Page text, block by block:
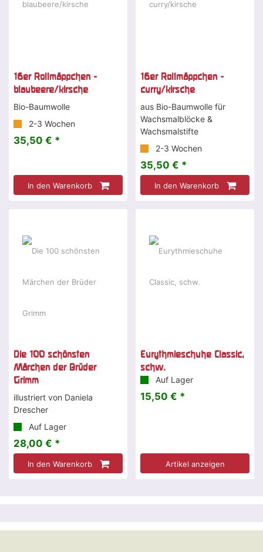
16er Rollmäppchen -
blaubeere/kirsche
Bio-Baumwolle
2-3 Wochen
35,50 € *
In den Warenkorb
16er Rollmäppchen -
curry/kirsche
aus Bio-Baumwolle für
Wachsmalblöcke &
Wachsmalstifte
2-3 Wochen
35,50 € *
In den Warenkorb
Die 100 schönsten
Märchen der Brüder
Grimm
illustriert von Daniela
Drescher
Auf Lager
28,00 € *
In den Warenkorb
Eurythmieschuhe Classic,
schw.
Auf Lager
15,50 € *
Artikel anzeigen